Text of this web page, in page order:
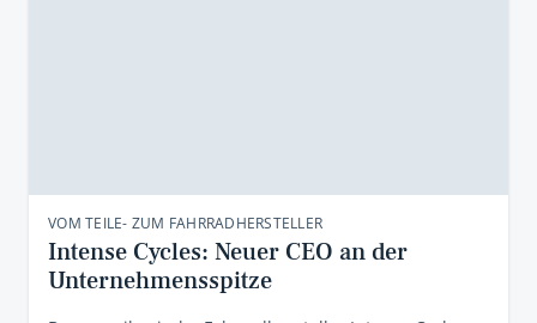
VOM TEILE- ZUM FAHRRADHERSTELLER
Intense Cycles: Neuer CEO an der
Unternehmensspitze